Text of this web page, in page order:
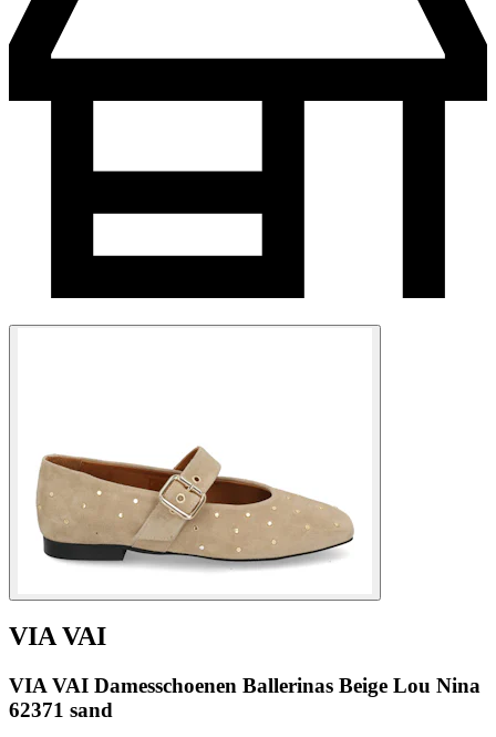
VIA VAI
VIA VAI Damesschoenen Ballerinas Beige Lou Nina
62371 sand